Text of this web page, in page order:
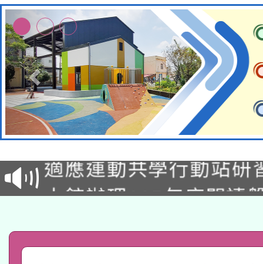
本校115學年度第2次
招甄選結果公告(無人
招)
適應運動共學行動站研
本館辦理115年度閱讀
礎課程
A3數位素養講師名單